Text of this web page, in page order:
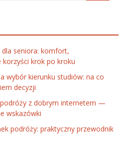
dla seniora: komfort,
krok po kroku
wybór kierunku studiów: na co
decyzji
podróży z dobrym internetem —
wskazówki
podróży: praktyczny przewodnik